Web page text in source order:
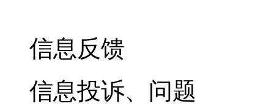
信息反馈
信息投诉、问题